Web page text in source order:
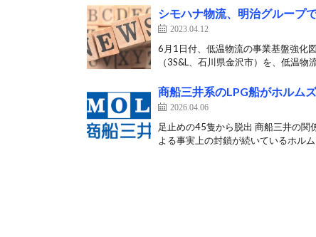
シモハナ物流、明治グループ
2023.04.12
6月1日付、低温物流の事業基盤強化
（3S&L、石川県金沢市）を、低温物
商船三井系のLPG船がホルム
2026.04.06
足止めの45隻から脱出 商船三井の関
よる事実上の封鎖が続いているホル